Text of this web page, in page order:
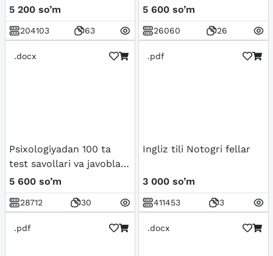
xizmatchisi 2024
5 200 so’m
204103 63
variantli test savollari va
javoblari bilan
5 600 so’m
26060 26
.docx
Psixologiyadan 100 ta
test savollari va javoblari
bilan birgalikda
5 600 so’m
28712 30
.pdf
Ingliz tili Notogri fellar
3 000 so’m
411453 3
.pdf .docx